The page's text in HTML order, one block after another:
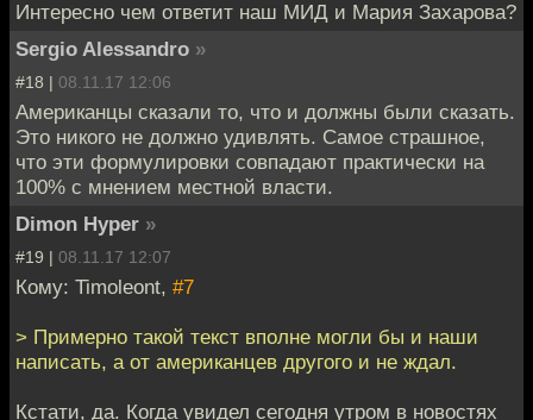
Интересно чем ответит наш МИД и Мария Захарова?
Sergio Alessandro »
#18 | 08.11.17 12:06
Американцы сказали то, что и должны были сказать.
Это никого не должно удивлять. Самое страшное,
что эти формулировки совпадают практически на
100% с мнением местной власти.
Dimon Hyper »
#19 | 08.11.17 12:07
Кому: Timoleont, #7
> Примерно такой текст вполне могли бы и наши
написать, а от американцев другого и не ждал.
Кстати, да. Когда увидел сегодня утром в новостях